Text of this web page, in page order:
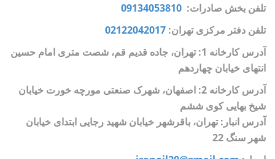
تلفن بخش صادرات: 09134053810
تلفن دفتر مرکزی تهران: 02122042017
آدرس کارخانه 1: تهران، جاده قدیم قم، شصت متری امام حسین
انتهای خیابان چهاردهم
آدرس کارخانه 2: اصفهان، شهرک صنعتی مورچه خورت خیابان
شیخ بهایی کوی ششم
آدرس انبار: تهران، باقرشهر خیابان شهید رجایی ابتدای خیابان
شهر سنگ 22